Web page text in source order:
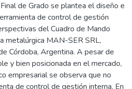
de Grado se plantea el diseño e
de control de gestión
del Cuadro de Mando
metalúrgica MAN-SER SRL,
Córdoba, Argentina. A pesar de
y bien posicionada en el mercado,
empresarial se observa que no
de control de gestión interna. En